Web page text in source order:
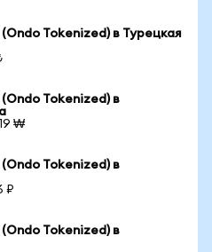
Tokenized) в Турецкая
Tokenized) в
₩
Tokenized) в
₽
Tokenized) в